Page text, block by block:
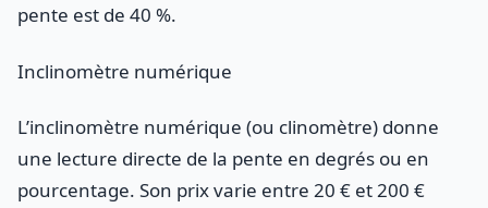
pente est de 40 %.
Inclinomètre numérique
L’inclinomètre numérique (ou clinomètre) donne
une lecture directe de la pente en degrés ou en
pourcentage. Son prix varie entre 20 € et 200 €